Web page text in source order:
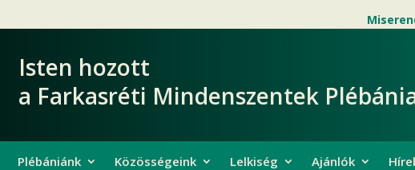
Isten hozott
a Farkasréti Mindenszentek
Plébániánk Közösségeink Lelkiség Ajánlók